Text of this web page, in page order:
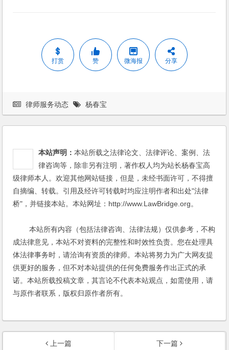
打赏 赞 微海报 分享
律师服务动态 杨春宝
本站声明：本站所载之法律论文、法律评论、案例、法
律咨询等，除非另有注明，著作权人均为站长杨春宝高
级律师本人。欢迎其他网站链接，但是，未经书面许可，不得擅
自摘编、转载。引用及经许可转载时均应注明作者和出处"法律
桥"，并链接本站。本站网址：http://www.LawBridge.org。
本站所有内容（包括法律咨询、法律法规）仅供参考，不构
成法律意见，本站不对资料的完整性和时效性负责。您在处理具
体法律事务时，请洽询有资质的律师。本站将努力为广大网友提
供更好的服务，但不对本站提供的任何免费服务作出正式的承
诺。本站所载投稿文章，其言论不代表本站观点，如需使用，请
与原作者联系，版权归原作者所有。
上一篇
下一篇